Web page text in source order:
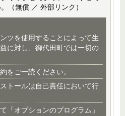
（無償 ／ 外部リンク）
ツを使用することによって生
に対し、御代田町では一切の
をご一読ください。
トールは自己責任において行
「オプションのプログラム」